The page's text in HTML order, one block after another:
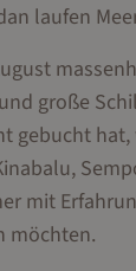
laufen
große
gebucht
mit
möchten.